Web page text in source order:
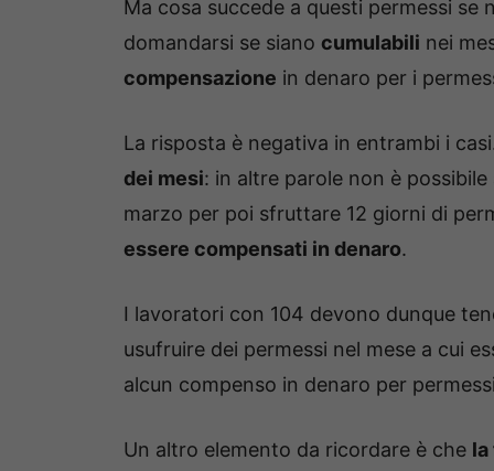
Ma cosa succede a questi permessi
domandarsi se siano cumulabili nei
compensazione in denaro per i
La risposta è negativa in entrambi i
dei mesi: in altre parole non è
marzo per poi sfruttare 12 giorni di
essere compensati in denaro.
I lavoratori con 104 devono dunque
usufruire dei permessi nel mese a cui
alcun compenso in denaro per
Un altro elemento da ricordare è che la